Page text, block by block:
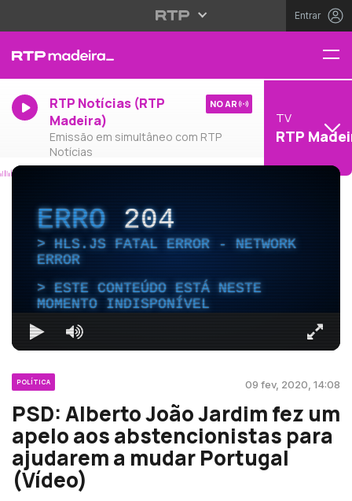
Entrar
RTP Notícias (RTP
Madeira)
Emissão em simultâneo com RTP
Notícias
NO AR
TV
RTP
ERRO204
HLS.JS FATAL ERROR - NETWORK
ERROR
ESTE CONTEÚDO ESTÁ NESTE
MOMENTO INDISPONÍVEL
POLÍTICA 09 fev, 2020, 14:08
PSD: Alberto João Jardim fez um
apelo aos abstencionistas para
ajudarem a mudar Portugal
(Vídeo)